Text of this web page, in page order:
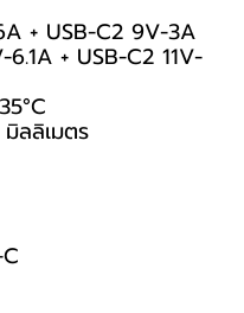
+ USB-C2 9V-3A
6.1A + USB-C2 11V-
ลลิเมตร